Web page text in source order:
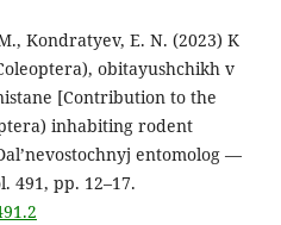
Kondratyev, E. N. (2023) K
obitayushchikh v
[Contribution to the
inhabiting rodent
entomolog —
491, pp. 12–17.